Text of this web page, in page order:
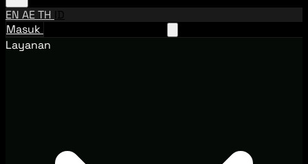
EN AETH ID
Masuk
Layanan